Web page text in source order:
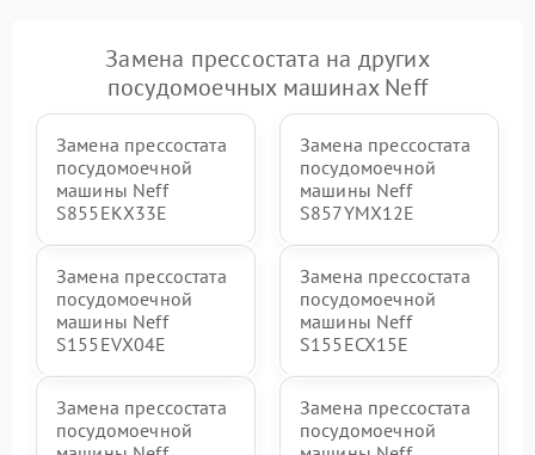
Замена прессостата на других
посудомоечных машинах Neff
Замена прессостата
посудомоечной
машины Neff
S855EKX33E
Замена прессостата
посудомоечной
машины Neff
S857YMX12E
Замена прессостата
посудомоечной
машины Neff
S155EVX04E
Замена прессостата
посудомоечной
машины Neff
S155ECX15E
Замена прессостата
посудомоечной
Замена прессостата
посудомоечной